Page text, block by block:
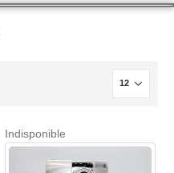
Indisponible